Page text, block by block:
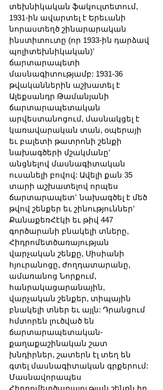
տեխնիկական ֆակուլտետում,
1931-ին ավարտել է Երեւանի
նորաստեղծ շինարարական
ինստիտուտը (որ 1933-ին դարձավ
պոլիտեխնիկական)ՙ
ճարտարապետի
մասնագիտությամբ: 1931-36
թվականներին աշխատել է
Ալեքսանդր Թամանյանի
ճարտարապետական
արվեստանոցում, մասնակցել է
կառավարական տան, օպերայի
եւ բալետի թատրոնի շենքի
նախագծերի մշակմանըՙ
անցնելով մասնագիտական
ուսանելի բովով: Ավելի քան 35
տարի աշխատելով որպես
ճարտարապետՙ նախագծել է մեծ
թվով շենքեր եւ շինություններՙ
ՔանաքեռՀէկի եւ թիվ 447
գործարանի բնակելի տները,
Հիդրոմետծառայության
վարչական շենքը, Սիսիանի
հյուրանոցը, ժողդատարանը,
ամառանոց Նորքում,
հանրակացարանային,
վարչական շենքեր, տիպային
բնակելի տներ եւ այլն: Դրանցում
հմտորեն լուծված են
ճարտարապետական-
քաղաքաշինական շատ
խնդիրներ, շատերն էլ տեղ են
գտել մասնագիտական գրքերում:
Մասնավորապես
Հիդրոմետծառայության շենքն իր